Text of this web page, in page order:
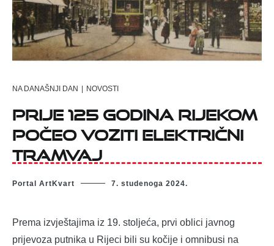
NA DANAŠNJI DAN | NOVOSTI
Prije 125 godina Rijekom
počeo voziti električni
tramvaj
Portal ArtKvart 7. studenoga 2024.
Prema izvještajima iz 19. stoljeća, prvi oblici javnog
prijevoza putnika u Rijeci bili su kočije i omnibusi na